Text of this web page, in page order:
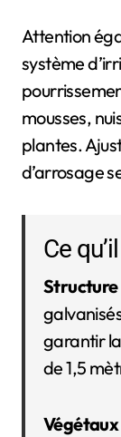
Attention
système
mousses,
plantes.
d’arrosage
Ce
Structure
garantir
de 1,5
Végétaux